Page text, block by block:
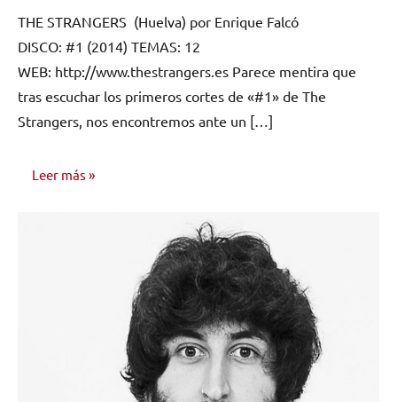
comentarios
THE STRANGERS (Huelva) por Enrique Falcó
DISCO: #1 (2014) TEMAS: 12
WEB: http://www.thestrangers.es Parece mentira que
tras escuchar los primeros cortes de «#1» de The
Strangers, nos encontremos ante un […]
Leer más